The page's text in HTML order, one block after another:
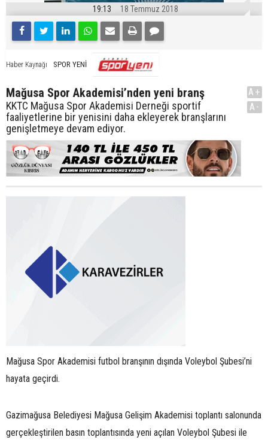
19:13 18 Temmuz 2018
Haber Kaynağı SPOR YENİ
Mağusa Spor Akademisi’nden yeni branş
KKTC Mağusa Spor Akademisi Derneği sportif
faaliyetlerine bir yenisini daha ekleyerek branşlarını
genişletmeye devam ediyor.
A+
A-
Mağusa Spor Akademisi futbol branşının dışında Voleybol Şubesi’ni
hayata geçirdi.
Gazimağusa Belediyesi Mağusa Gelişim Akademisi toplantı salonunda
gerçekleştirilen basın toplantısında yeni açılan Voleybol Şubesi ile